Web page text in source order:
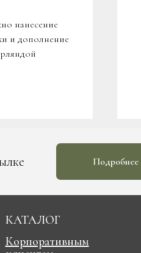
нанесение
и дополнение
Подробнее
КАТАЛОГ
Корпоративным